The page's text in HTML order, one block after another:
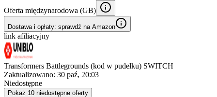
Oferta międzynarodowa (GB)
Dostawa i opłaty: sprawdź na Amazon
link afiliacyjny
Transformers Battlegrounds (kod w pudełku) SWITCH
Zaktualizowano: 30 paź, 20:03
Niedostępne
Pokaż 10 niedostępne oferty